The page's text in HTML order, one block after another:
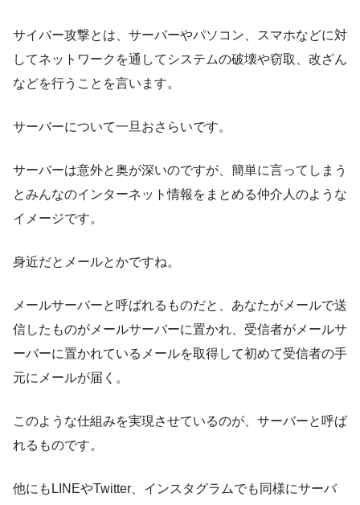
サイバー攻撃とは、 サーバーやパソコン、スマホなどに対
してネットワークを通してシステムの破壊や窃取、改ざん
などを行うこと を言います。
サーバーについて一旦おさらいです。
サーバーは意外と奥が深いのですが、簡単に言ってしまう
とみんなのインターネット情報をまとめる仲介人のような
イメージです。
身近だとメールとかですね。
メールサーバーと呼ばれるものだと、あなたがメールで送
信したものがメールサーバーに置かれ、受信者がメールサ
ーバーに置かれているメールを取得して初めて受信者の手
元にメールが届く。
このような仕組みを実現させているのが、サーバーと呼ば
れるものです。
他にもLINEやTwitter、インスタグラムでも同様にサーバ